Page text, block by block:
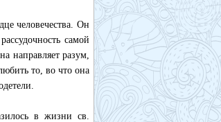
человечества. Он
самой
направляет разум,
то, во что она
в жизни св.